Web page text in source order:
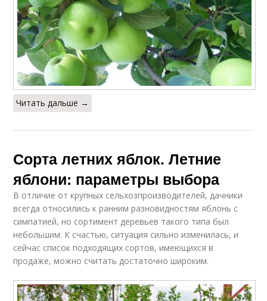
Читать дальше →
Сорта летних яблок. Летние
яблони: параметры выбора
В отличие от крупных сельхозпроизводителей, дачники
всегда относились к ранним разновидностям яблонь с
симпатией, но сортимент деревьев такого типа был
небольшим. К счастью, ситуация сильно изменилась, и
сейчас список подходящих сортов, имеющихся в
продаже, можно считать достаточно широким.